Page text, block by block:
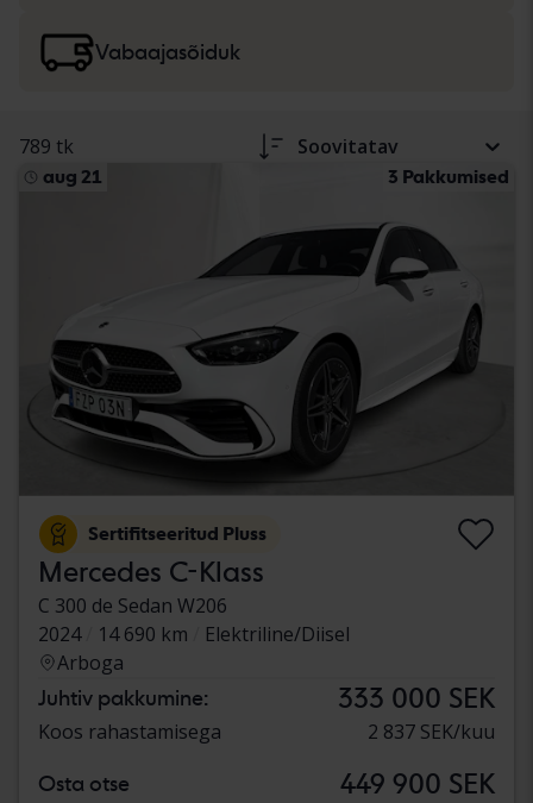
Vabaajasõiduk
789 tk Soovitatav
aug 21 3 Pakkumised
Sertifitseeritud Pluss
Mercedes C-Klass
C 300 de Sedan W206
2024
14 690 km
Elektriline/Diisel
Arboga
Juhtiv pakkumine: 333 000 SEK
Koos rahastamisega 2 837 SEK/kuu
Osta otse 449 900 SEK